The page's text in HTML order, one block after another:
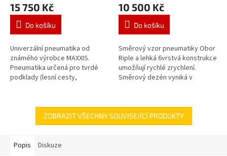
15 750 Kč
Do košíku
Univerzální pneumatika od
známého výrobce MAXXIS.
Pneumatika určená pro tvrdé
podklady (lesní cesty,
pneumatice...
10 500 Kč
Do košíku
Směrový vzor pneumatiky Obor
Riple a lehká 6vrstvá konstrukce
umožňují rychlé zrychlení.
Směrový dezén vyniká v
ZOBRAZIT VŠECHNY SOUVISEJÍCÍ PRODUKTY
Popis Diskuze